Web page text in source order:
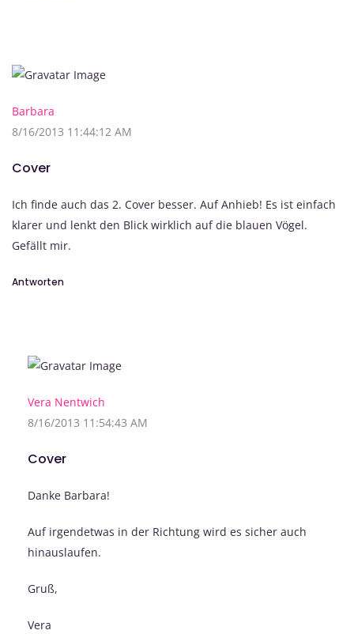
Barbara
8/16/2013 11:44:12 AM
Cover
Ich finde auch das 2. Cover besser. Auf Anhieb! Es ist einfach
klarer und lenkt den Blick wirklich auf die blauen Vögel.
Gefällt mir.
Antworten
Vera Nentwich
8/16/2013 11:54:43 AM
Cover
Danke Barbara!
Auf irgendetwas in der Richtung wird es sicher auch
hinauslaufen.
Gruß,
Vera